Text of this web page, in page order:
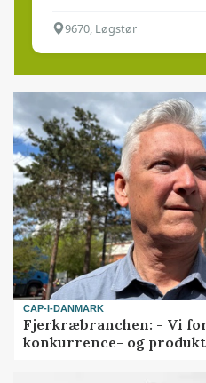
9670, Løgstør
CAP-I-DANMARK
Fjerkræbranchen: - Vi
konkurrence- og